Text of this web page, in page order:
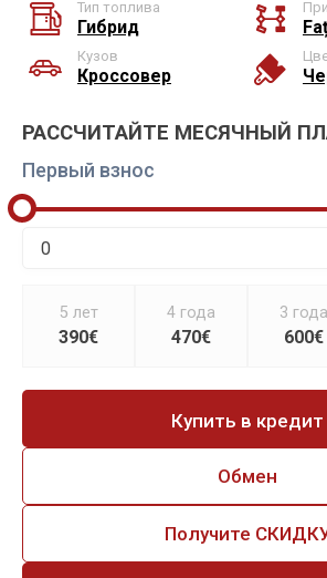
Тип топлива
Гибрид
Кузов
Кроссовер
РАССЧИТАЙТЕ МЕСЯЧНЫЙ
Первый взнос
5 лет
390€
4 года
470€
3 года
600€
Купить в кредит
Обмен
Получите